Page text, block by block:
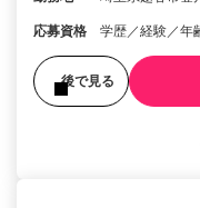
応募資格 学歴／経験／年
後で見る